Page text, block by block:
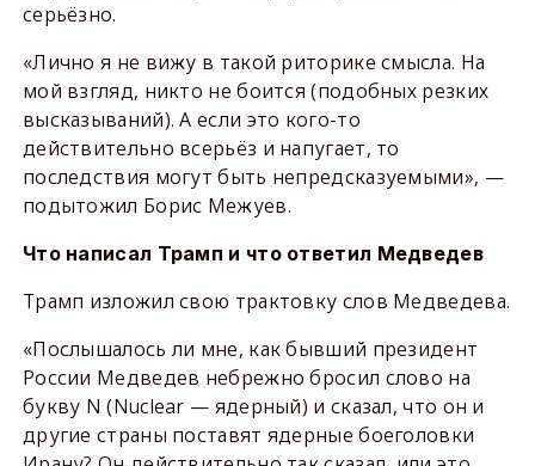
серьёзно.
«Лично я не вижу в такой риторике смысла. На
мой взгляд, никто не боится (подобных резких
высказываний). А если это кого-то
действительно всерьёз и напугает, то
последствия могут быть непредсказуемыми», —
подытожил Борис Межуев.
Что написал Трамп и что ответил Медведев
Трамп изложил свою трактовку слов Медведева.
«Послышалось ли мне, как бывший президент
России Медведев небрежно бросил слово на
букву N (Nuclear — ядерный) и сказал, что он и
другие страны поставят ядерные боеголовки